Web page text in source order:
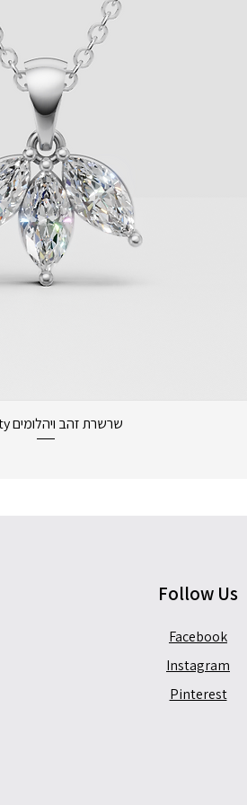
תצוגה מהירה
שרשרת זהב ויהלומים Trinity
Follow Us
Facebook
Instagram
Pinterest